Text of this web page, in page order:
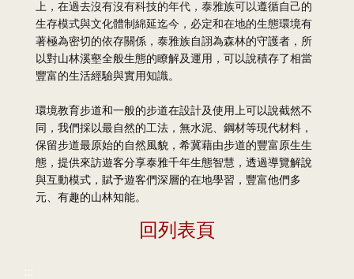
上，在過去沒有沒有科技的年代，泰雅族可以遵循自己的
生存模式與文化體制綿延迄今，必定和在地的生態環境有
著極為密切的依存關係，泰雅族自詡為森林的守護者，所
以對山林溪壑全般生態的瞭解及運用，可以說積存了相當
豐富的生活經驗與實用知識。
環境教育步道和一般的步道在設計及使用上可以說截然不
同，我們採以最自然的工法，無水泥、鋼材等現代材料，
保留步道最原始的自然風貌，希冀藉由步道的豐富原生生
態，提供來訪遊客分享泰雅千年生態智慧，透過導覽解說
與互動模式，賦予遊客們深層的在地學習，豐富他們多
元、有趣的山林知能。
回列表頁